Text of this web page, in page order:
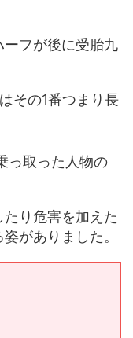
フが後に受胎九
その1番つまり長
っ取った人物の
り危害を加えた
がありました。